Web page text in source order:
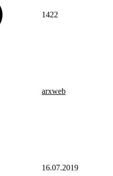
1422
arxweb
16.07.2019